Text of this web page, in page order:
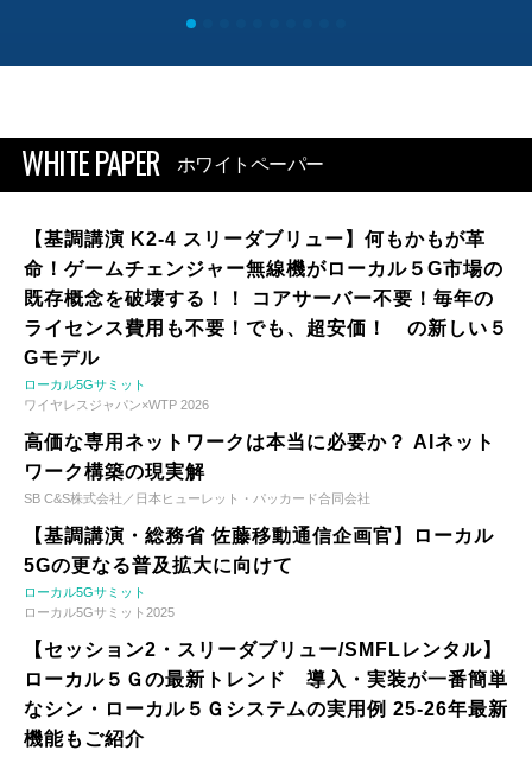
WHITE PAPER ホワイトペーパー
【基調講演 K2-4 スリーダブリュー】何もかもが革
命！ゲームチェンジャー無線機がローカル５G市場の
既存概念を破壊する！！ コアサーバー不要！毎年の
ライセンス費用も不要！でも、超安価！ の新しい５
Gモデル
ローカル5Gサミット
ワイヤレスジャパン×WTP 2026
高価な専用ネットワークは本当に必要か？ AIネット
ワーク構築の現実解
SB C&S株式会社／日本ヒューレット・パッカード合同会社
【基調講演・総務省 佐藤移動通信企画官】ローカル
5Gの更なる普及拡大に向けて
ローカル5Gサミット
ローカル5Gサミット2025
【セッション2・スリーダブリュー/SMFLレンタル】
ローカル５Ｇの最新トレンド 導入・実装が一番簡単
なシン・ローカル５Ｇシステムの実用例 25-26年最新
機能もご紹介